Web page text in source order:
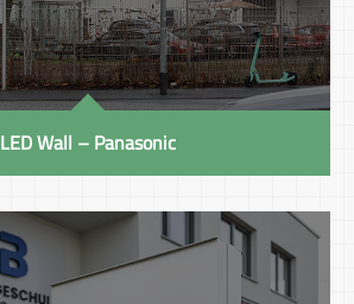
LED Wall – Panasonic